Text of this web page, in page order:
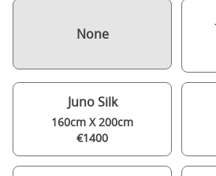
None
Juno Silk
160cm X 200cm
€1400